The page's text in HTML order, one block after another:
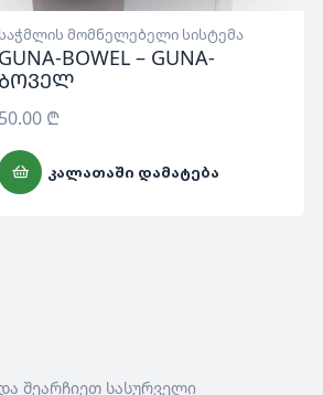
საჭმლის მომნელებელი სისტემა
GUNA-BOWEL – GUNA-
ბოველ
50.00 ₾
ᲙᲐᲚᲐᲗᲐᲨᲘ ᲓᲐᲛᲐᲢᲔᲑᲐ
შეარჩიეთ სასურველი